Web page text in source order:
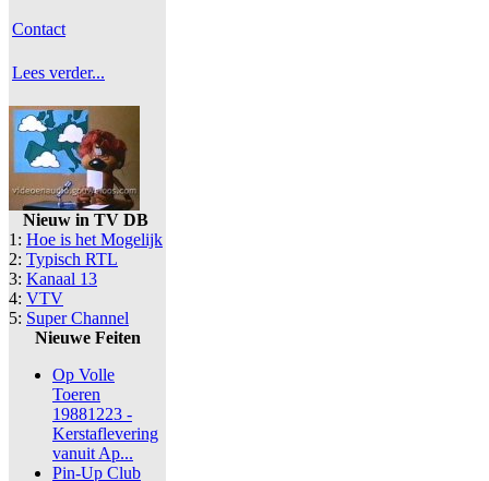
Contact
Lees verder...
Nieuw in TV DB
1: Hoe is het Mogelijk
2: Typisch RTL
3: Kanaal 13
4: VTV
5: Super Channel
Nieuwe Feiten
Op Volle
Toeren
19881223 -
Kerstaflevering
vanuit Ap...
Pin-Up Club